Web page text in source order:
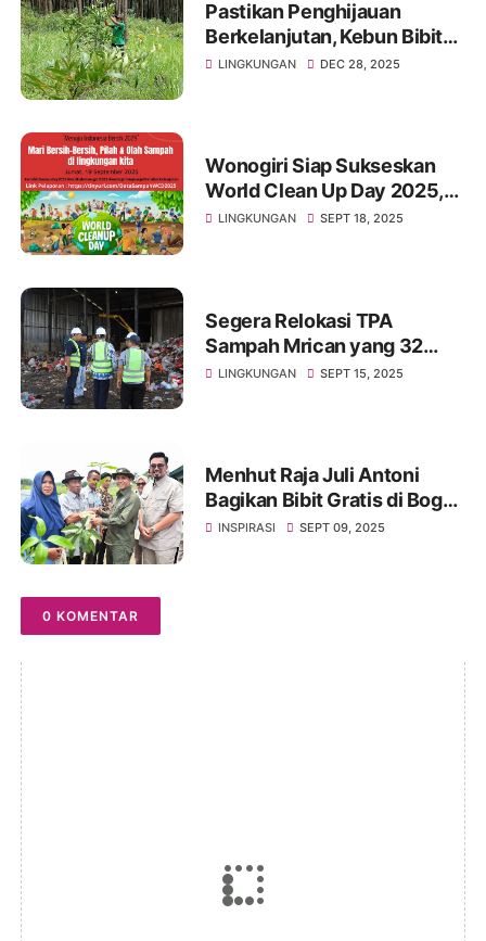
Pastikan Penghijauan
Berkelanjutan, Kebun Bibit
Griya Amanah Lakukan
LINGKUNGAN DEC 28, 2025
Wonogiri Siap Sukseskan
World Clean Up Day 2025,
Wujudkan Indonesia Bersih
LINGKUNGAN SEPT 18, 2025
Segera Relokasi TPA
Sampah Mrican yang 32
Tahun Terapkan Praktik
LINGKUNGAN SEPT 15, 2025
Menhut Raja Juli Antoni
Bagikan Bibit Gratis di Bogor,
Targetkan 17 Juta Pohon
INSPIRASI SEPT 09, 2025
0 KOMENTAR